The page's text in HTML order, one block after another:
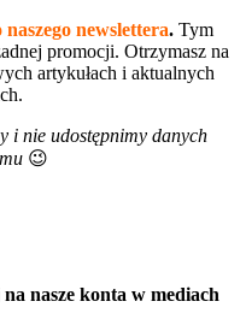
naszego newslettera.Tym
promocji. Otrzymasz na
artykułach i aktualnych
i nie udostępnimy danych
😉
nasze konta w mediach